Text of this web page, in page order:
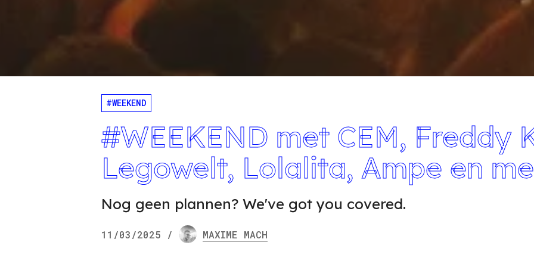
#WEEKEND
#WEEKEND met CEM, Freddy
Legowelt, Lolalita, Ampe en
Nog geen plannen? We've got you covered.
11/03/2025 / MAXIME MACH